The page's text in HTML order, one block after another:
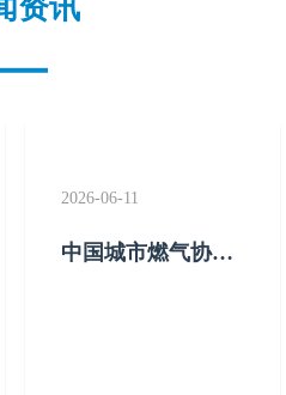
资讯
2026-06-11
中国城市燃气协会